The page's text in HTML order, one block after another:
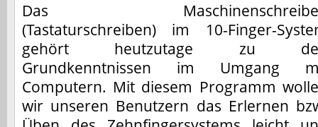
Das
(Tastaturschreiben) im 10-Finger-
gehört heutzutage zu
Grundkenntnissen im Umgang
Computern. Mit diesem Programm
wir unseren Benutzern das Erlernen